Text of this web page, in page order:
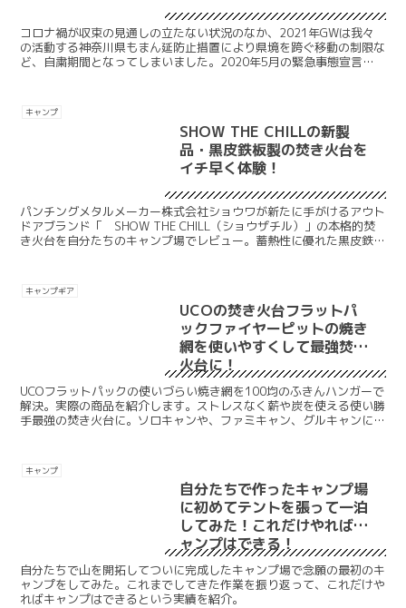
コロナ禍が収束の見通しの立たない状況のなか、2021年GWは我々
の活動する神奈川県もまん延防止措置により県境を跨ぐ移動の制限な
ど、自粛期間となってしまいました。2020年5月の緊急事態宣言の
キャンプ
SHOW THE CHILLの新製
品・黒皮鉄板製の焚き火台を
イチ早く体験！
パンチングメタルメーカー株式会社ショウワが新たに手がけるアウト
ドアブランド「 SHOW THE CHILL（ショウザチル）」の本格的焚
き火台を自分たちのキャンプ場でレビュー。蓄熱性に優れた黒皮鉄板
キャンプギア
UCOの焚き火台フラットパ
ックファイヤーピットの焼き
網を使いやすくして最強焚き
火台に！
UCOフラットパックの使いづらい焼き網を100均のふきんハンガーで
解決。実際の商品を紹介します。ストレスなく薪や炭を使える使い勝
手最強の焚き火台に。ソロキャンや、ファミキャン、グルキャンにも
すめ。
キャンプ
自分たちで作ったキャンプ場
に初めてテントを張って一泊
してみた！これだけやればキ
ャンプはできる！
自分たちで山を開拓してついに完成したキャンプ場で念願の最初のキ
ャンプをしてみた。これまでしてきた作業を振り返って、これだけや
ればキャンプはできるという実績を紹介。